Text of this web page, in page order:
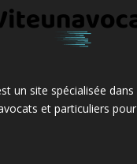
un site spécialisée dans
et particuliers